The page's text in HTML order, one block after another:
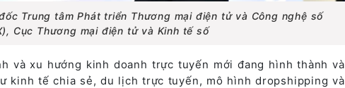
Trung tâm Phát triển Thương mại điện tử và Công nghệ số
Cục Thương mại điện tử và Kinh tế số
và xu hướng kinh doanh trực tuyến mới đang hình thành và
kinh tế chia sẻ, du lịch trực tuyến, mô hình dropshipping và